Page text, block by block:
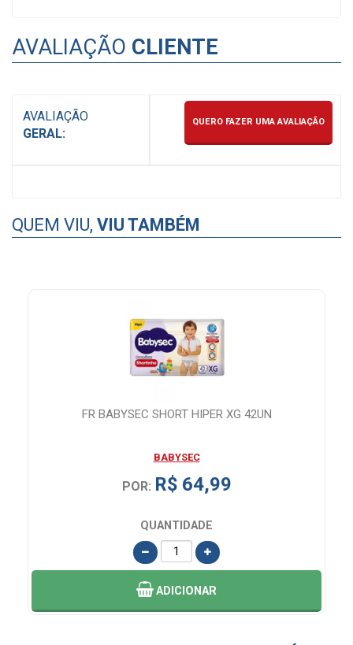
AVALIAÇÃO CLIENTE
AVALIAÇÃO
GERAL:
QUERO FAZER UMA AVALIAÇÃO
QUEM VIU, VIU TAMBÉM
FR BABYSEC SHORT HIPER XG 42UN
BABYSEC
POR: R$ 64,99
QUANTIDADE
ADICIONAR